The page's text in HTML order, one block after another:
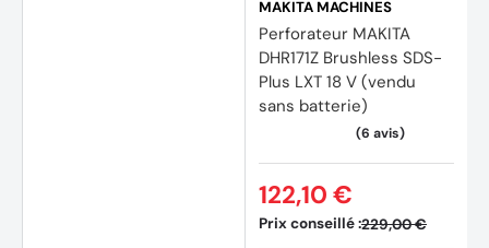
MAKITA MACHINES
Perforateur MAKITA
DHR171Z Brushless SDS-
Plus LXT 18 V (vendu
sans batterie)
Prix conseillé :229,00 €
122,10 €